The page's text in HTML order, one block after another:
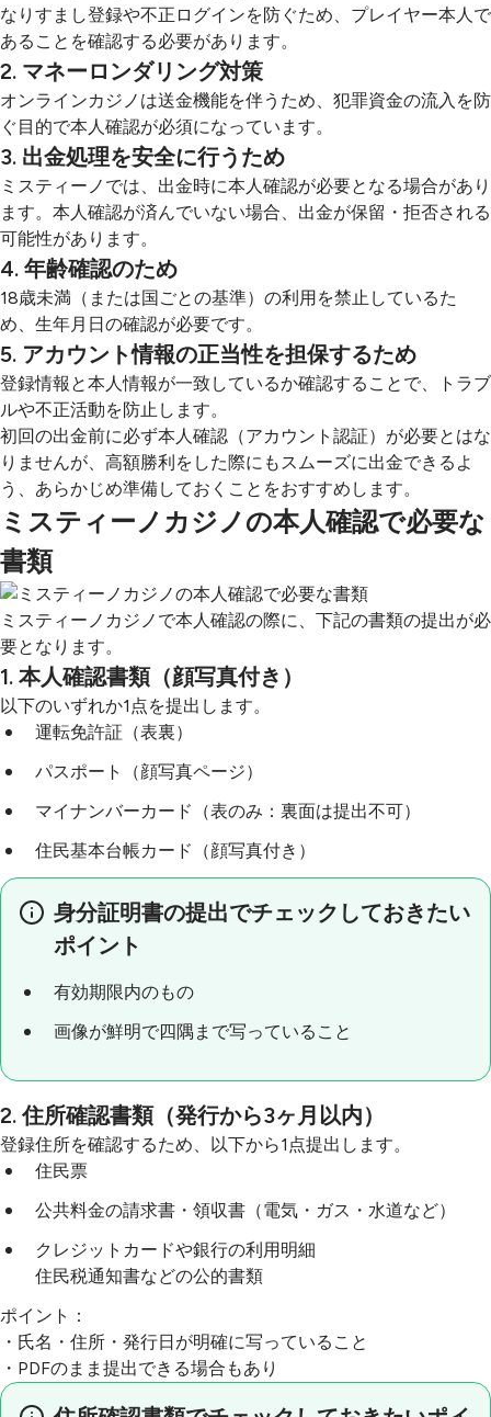
なりすまし登録や不正ログインを防ぐため、プレイヤー本人で
あることを確認する必要があります。
2. マネーロンダリング対策
オンラインカジノは送金機能を伴うため、犯罪資金の流入を防
ぐ目的で本人確認が必須になっています。
3. 出金処理を安全に行うため
ミスティーノでは、出金時に本人確認が必要となる場合があり
ます。本人確認が済んでいない場合、出金が保留・拒否される
可能性があります。
4. 年齢確認のため
18歳未満（または国ごとの基準）の利用を禁止しているた
め、生年月日の確認が必要です。
5. アカウント情報の正当性を担保するため
登録情報と本人情報が一致しているか確認することで、トラブ
ルや不正活動を防止します。
初回の出金前に必ず本人確認（アカウント認証）が必要とはな
りませんが、高額勝利をした際にもスムーズに出金できるよ
う、あらかじめ準備しておくことをおすすめします。
ミスティーノカジノの本人確認で必要な
書類
ミスティーノカジノで本人確認の際に、下記の書類の提出が必
要となります。
1. 本人確認書類（顔写真付き）
以下のいずれか1点を提出します。
運転免許証（表裏）
パスポート（顔写真ページ）
マイナンバーカード（表のみ：裏面は提出不可）
住民基本台帳カード（顔写真付き）
身分証明書の提出でチェックしておきたい
ポイント
有効期限内のもの
画像が鮮明で四隅まで写っていること
2. 住所確認書類（発行から3ヶ月以内）
登録住所を確認するため、以下から1点提出します。
住民票
公共料金の請求書・領収書（電気・ガス・水道など）
クレジットカードや銀行の利用明細
住民税通知書などの公的書類
ポイント：
・氏名・住所・発行日が明確に写っていること
・PDFのまま提出できる場合もあり